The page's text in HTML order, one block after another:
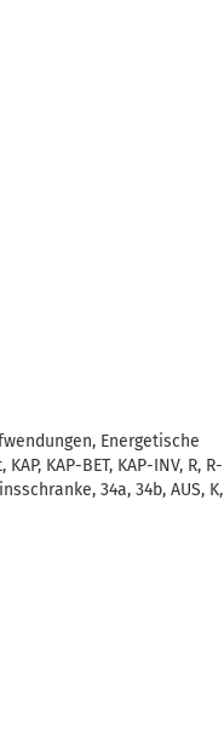
Energetische
KAP-BET, KAP-INV, R, R-
34a, 34b, AUS, K,